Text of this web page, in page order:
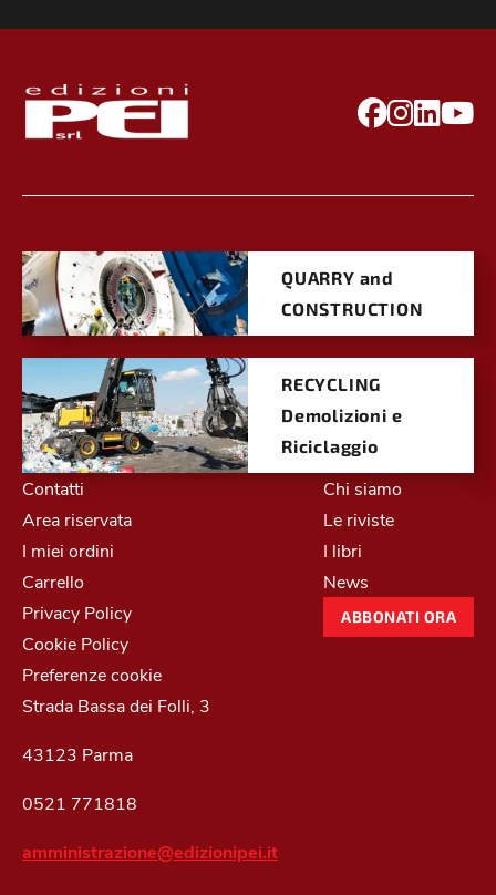
QUARRY and
CONSTRUCTION
RECYCLING
Demolizioni e
Riciclaggio
Contatti
Area riservata
I miei ordini
Carrello
Privacy Policy
Cookie Policy
Preferenze cookie
Chi siamo
Le riviste
I libri
News
ABBONATI ORA
Strada Bassa dei Folli, 3
43123 Parma
0521 771818
amministrazione@edizionipei.it